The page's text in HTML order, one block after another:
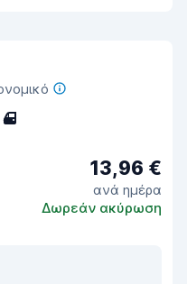
4
13,96 €
ανά ημέρα
Δωρεάν ακύρωση